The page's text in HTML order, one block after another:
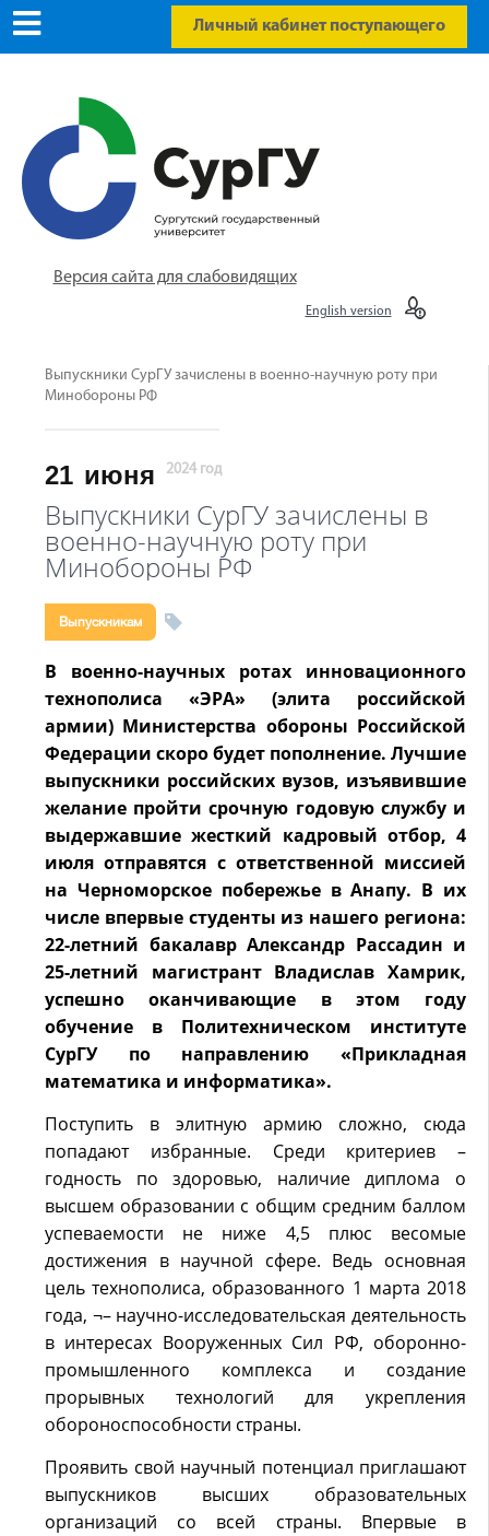
Личный кабинет поступающего
Версия сайта для слабовидящих
English version
Выпускники СурГУ зачислены в военно-научную роту при
Минобороны РФ
21 июня 2024 год
Выпускники СурГУ зачислены в
военно-научную роту при
Минобороны РФ
Выпускникам
В военно-научных ротах инновационного
технополиса «ЭРА» (элита российской
армии) Министерства обороны Российской
Федерации скоро будет пополнение. Лучшие
выпускники российских вузов, изъявившие
желание пройти срочную годовую службу и
выдержавшие жесткий кадровый отбор, 4
июля отправятся с ответственной миссией
на Черноморское побережье в Анапу. В их
числе впервые студенты из нашего региона:
22-летний бакалавр Александр Рассадин и
25-летний магистрант Владислав Хамрик,
успешно оканчивающие в этом году
обучение в Политехническом институте
СурГУ по направлению «Прикладная
математика и информатика».
Поступить в элитную армию сложно, сюда
попадают избранные. Среди критериев –
годность по здоровью, наличие диплома о
высшем образовании с общим средним баллом
успеваемости не ниже 4,5 плюс весомые
достижения в научной сфере. Ведь основная
цель технополиса, образованного 1 марта 2018
года, ¬– научно-исследовательская деятельность
в интересах Вооруженных Сил РФ, оборонно-
промышленного комплекса и создание
прорывных технологий для укрепления
обороноспособности страны.
Проявить свой научный потенциал приглашают
выпускников высших образовательных
организаций со всей страны. Впервые в